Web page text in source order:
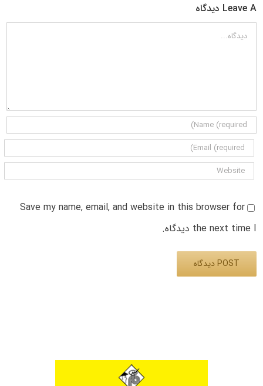
Leave A دیدگاه
دیدگاه
Save my name, email, and website in this browser for
the next time I دیدگاه.